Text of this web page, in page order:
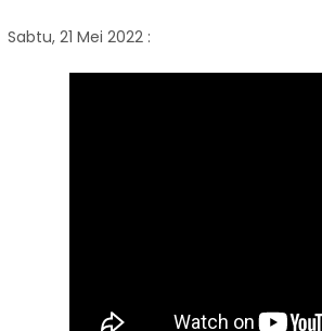
Sabtu, 21 Mei 2022 :